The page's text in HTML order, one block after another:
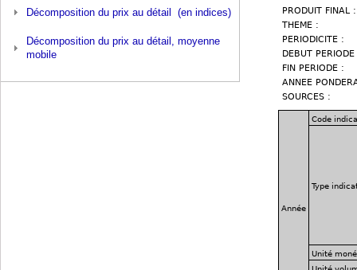
Décomposition du prix au détail (en indices)
Décomposition du prix au détail, moyenne
mobile